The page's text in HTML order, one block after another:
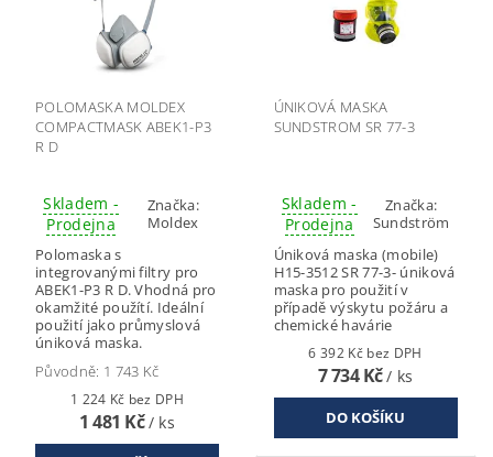
POLOMASKA MOLDEX
COMPACTMASK ABEK1-P3
R D
Skladem -
Prodejna
Značka:
Moldex
Polomaska s
integrovanými filtry pro
ABEK1-P3 R D. Vhodná pro
okamžité použítí. Ideální
použití jako průmyslová
úniková maska.
Původně: 1 743 Kč
1 224 Kč bez DPH
1 481 Kč/ ks
ÚNIKOVÁ MASKA
SUNDSTROM SR 77-3
Skladem -
Prodejna
Značka:
Sundström
Úniková maska (mobile)
H15-3512 SR 77-3- úniková
maska pro použití v
případě výskytu požáru a
chemické havárie
6 392 Kč bez DPH
7 734 Kč/ ks